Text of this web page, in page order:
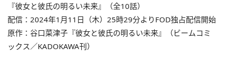
『彼女と彼氏の明るい未来』（全10話）
配信：2024年1月11日（木）25時29分よりFOD独占配信開始
原作：谷口菜津子『彼女と彼氏の明るい未来』（ビームコミ
ックス／KADOKAWA刊）